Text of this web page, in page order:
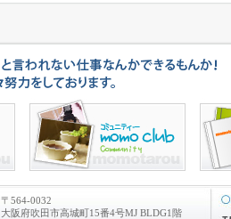
〒564-0032
大阪府吹田市高城町15番4号MJ BLDG1階